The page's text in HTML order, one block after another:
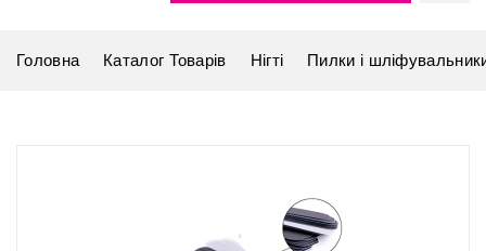
Головна Каталог Товарів Нігті Пилки і